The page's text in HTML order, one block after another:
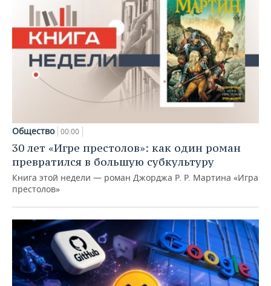
Общество 00:00
30 лет «Игре престолов»: как один роман
превратился в большую субкультуру
Книга этой недели — роман Джорджа Р. Р. Мартина «Игра
престолов»